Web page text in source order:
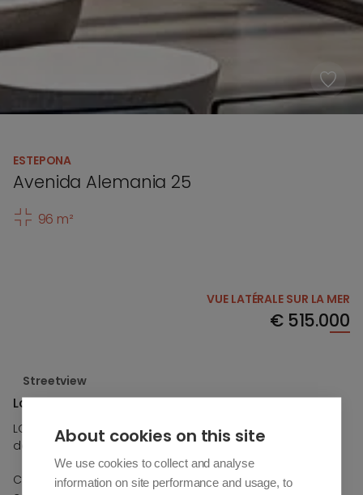
ESTEPONA
Avenida Alemania 25
96 m²
VUE LATÉRALE SUR LA MER
€515.000
Streetview
Looa Estepona - Appartement 3A
LOOA Estepona, un nouveau projet boutique dans l'une
des zones les plus recherchées de la Costa del Sol.
Ce projet exclusif se distingue par un design
About cookies on this site
We use cookies to collect and analyse
information on site performance and usage, to